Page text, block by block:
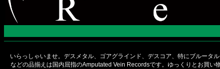
いらっしゃいませ。デスメタル、ゴアグラインド、デスコア、特にブルータ
などの品揃えは国内屈指のAmputated Vein Recordsです。ゆっくりとお買い